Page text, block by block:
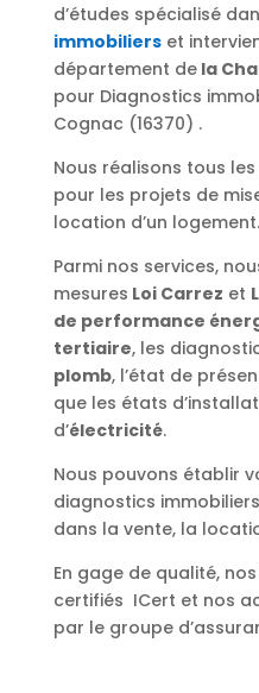
d’études spécialisé
immobilierset
département dela
pour Diagnostics
Cognac (16370) .
Nous réalisons tous
pour les projets de
location d’un logement.
Parmi nos services,
mesures Loi Carrez et
de performance
tertiaire, les
plomb, l’état de
que les états
d’électricité.
Nous pouvons établir
diagnostics
dans la vente, la
En gage de qualité,
certifiés ICert et nos
par le groupe